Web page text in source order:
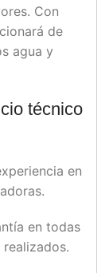
Con
de
agua y
técnico
en
en todas